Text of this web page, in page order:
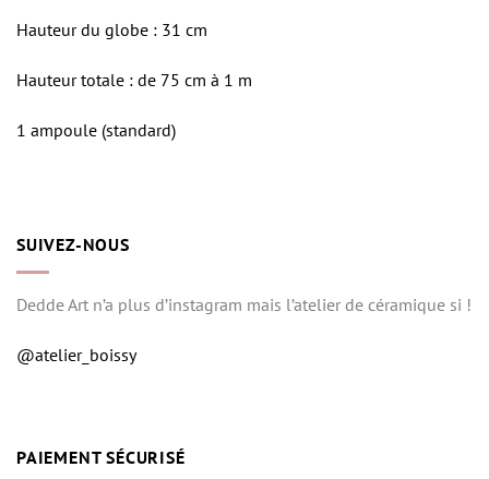
Hauteur du globe : 31 cm
Hauteur totale : de 75 cm à 1 m
1 ampoule (standard)
SUIVEZ-NOUS
Dedde Art n’a plus d’instagram mais l’atelier de céramique si !
@atelier_boissy
PAIEMENT SÉCURISÉ